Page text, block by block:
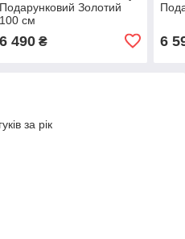
Подарунковий Золотий
100 см
6 490₴ 6
за рік